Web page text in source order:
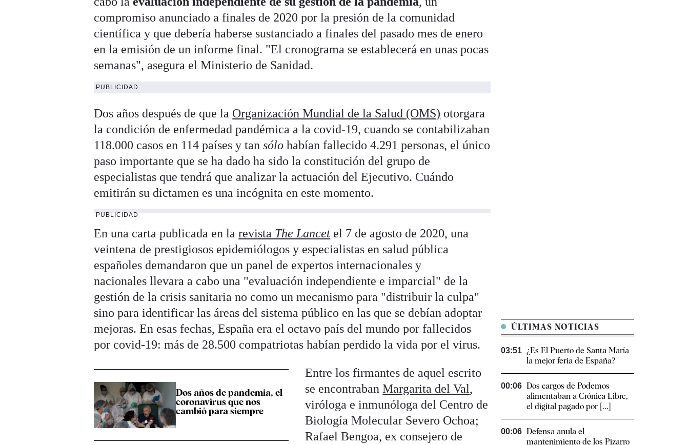
compromiso anunciado a finales de 2020 por la presión de la comunidad
científica y que debería haberse sustanciado a finales del pasado mes de enero
en la emisión de un informe final. "El cronograma se establecerá en unas pocas
semanas", asegura el Ministerio de Sanidad.
PUBLICIDAD
Dos años después de que la Organización Mundial de la Salud (OMS) otorgara
la condición de enfermedad pandémica a la covid-19, cuando se contabilizaban
118.000 casos en 114 países y tansólo habían fallecido 4.291 personas, el único
paso importante que se ha dado ha sido la constitución del grupo de
especialistas que tendrá que analizar la actuación del Ejecutivo. Cuándo
emitirán su dictamen es una incógnita en este momento.
PUBLICIDAD
En una carta publicada en larevista The Lancet el 7 de agosto de 2020, una
veintena de prestigiosos epidemiólogos y especialistas en salud pública
españoles demandaron que un panel de expertos internacionales y
nacionales llevara a cabo una "evaluación independiente e imparcial" de la
gestión de la crisis sanitaria no como un mecanismo para "distribuir la culpa"
sino para identificar las áreas del sistema público en las que se debían adoptar
mejoras. En esas fechas, España era el octavo país del mundo por fallecidos
por covid-19: más de 28.500 compatriotas habían perdido la vida por el virus.
Dos años de pandemia, el
coronavirus que nos
cambió para siempre
Entre los firmantes de aquel escrito
se encontrabanMargarita del Val,
viróloga e inmunóloga del Centro de
Biología Molecular Severo Ochoa;
Rafael Bengoa, ex consejero de
ÚLTIMAS NOTICIAS
03:51 ¿Es El Puerto de Santa María
la mejor feria de España?
00:06 Dos cargos de Podemos
alimentaban a Crónica Libre,
el digital pagado por [...]
00:06 Defensa anula el
mantenimiento de los Pizarro